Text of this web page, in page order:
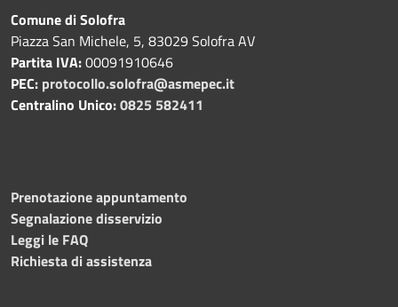
Comune di Solofra
Piazza San Michele, 5, 83029 Solofra AV
Partita IVA:00091910646
PEC: protocollo.solofra@asmepec.it
Centralino Unico:0825 582411
Prenotazione appuntamento
Segnalazione disservizio
Leggi le FAQ
Richiesta di assistenza